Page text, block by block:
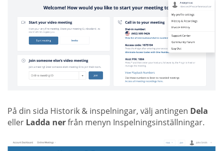
På din sida Historik & inspelningar, välj antingen Dela
eller Ladda nerfrån menyn Inspelningsinställningar.